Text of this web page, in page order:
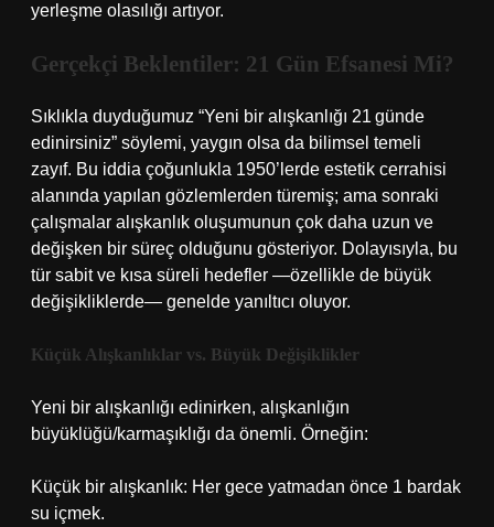
yerleşme olasılığı artıyor.
Gerçekçi Beklentiler: 21 Gün Efsanesi Mi?
Sıklıkla duyduğumuz “Yeni bir alışkanlığı 21 günde
edinirsiniz” söylemi, yaygın olsa da bilimsel temeli
zayıf. Bu iddia çoğunlukla 1950’lerde estetik cerrahisi
alanında yapılan gözlemlerden türemiş; ama sonraki
çalışmalar alışkanlık oluşumunun çok daha uzun ve
değişken bir süreç olduğunu gösteriyor. Dolayısıyla, bu
tür sabit ve kısa süreli hedefler —özellikle de büyük
değişikliklerde— genelde yanıltıcı oluyor.
Küçük Alışkanlıklar vs. Büyük Değişiklikler
Yeni bir alışkanlığı edinirken, alışkanlığın
büyüklüğü/karmaşıklığı da önemli. Örneğin:
Küçük bir alışkanlık: Her gece yatmadan önce 1 bardak
su içmek.